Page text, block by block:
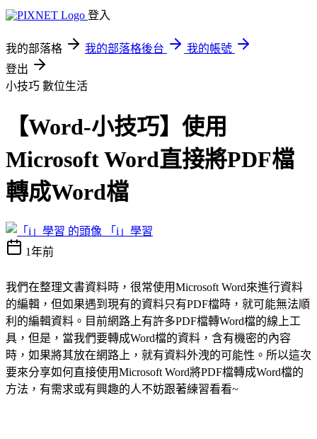
登入
我的部落格 我的部落格後台
我的帳號
登出
小技巧 數位生活
【Word-小技巧】使用
Microsoft Word直接將PDF檔
轉成Word檔
「i」學習
1年前
我們在整理文書資料時，很常使用Microsoft Word來進行資料
的編輯，但如果遇到現有的資料只有PDF檔時，就可能無法順
利的編輯資料。目前網路上有許多PDF檔轉Word檔的線上工
具，但是，當我們要轉成Word檔的資料，含有機密的內容
時，如果將其放在網路上，就有資料外洩的可能性。所以這次
要來分享如何直接使用Microsoft Word將PDF檔轉成Word檔的
方法，有需求或有興趣的人不妨跟著練習看看~